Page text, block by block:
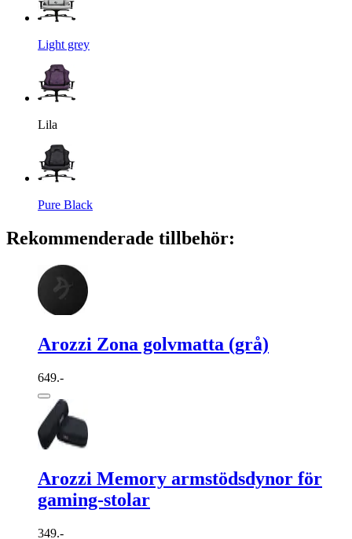
Light grey
Lila
Pure Black
Rekommenderade tillbehör:
Arozzi Zona golvmatta (grå)
649.-
Arozzi Memory armstödsdynor för
gaming-stolar
349.-